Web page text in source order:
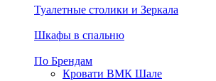
Туалетные столики и Зеркала
Шкафы в спальню
По Брендам
Кровати ВМК Шале